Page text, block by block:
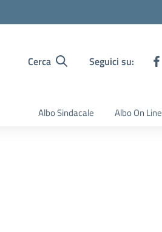
Cerca Seguici su:
Albo Sindacale Albo On Line